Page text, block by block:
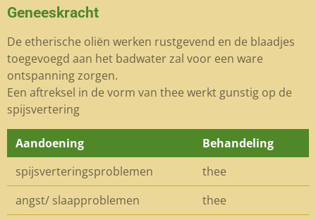
Geneeskracht
De etherische oliën werken rustgevend en de blaadjes
toegevoegd aan het badwater zal voor een ware
ontspanning zorgen.
Een aftreksel in de vorm van thee werkt gunstig op de
spijsvertering
Aandoening
Behandeling
spijsverteringsproblemen
thee
angst/ slaapproblemen
thee